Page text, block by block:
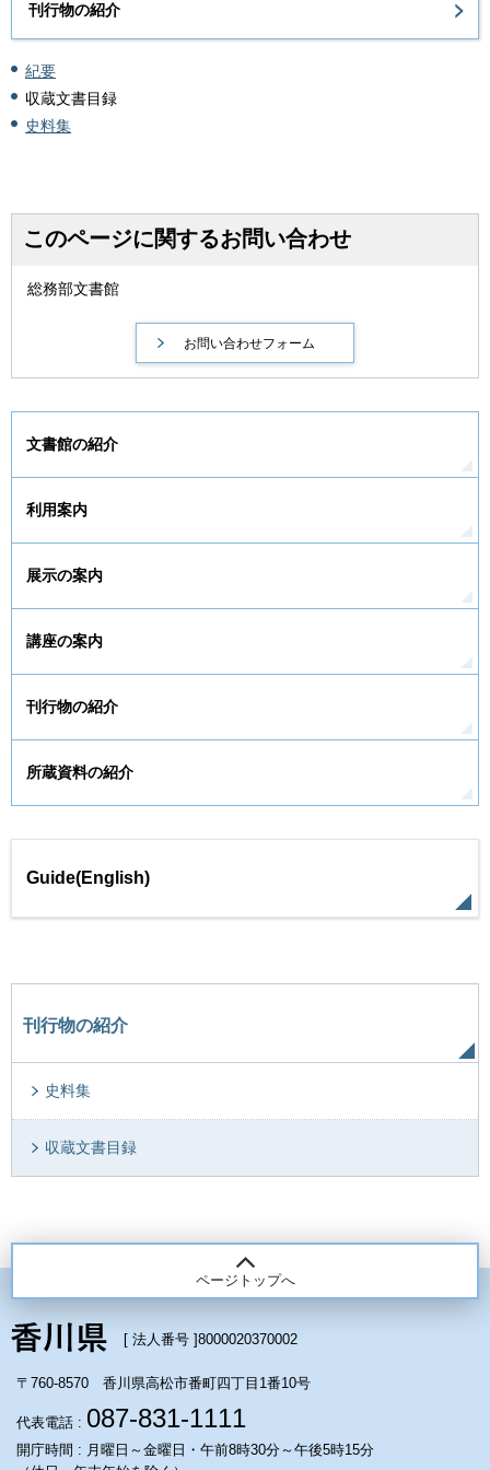
刊行物の紹介
紀要
収蔵文書目録
史料集
このページに関するお問い合わせ
総務部文書館
文書館の紹介
利用案内
展示の案内
講座の案内
刊行物の紹介
所蔵資料の紹介
Guide(English)
刊行物の紹介
史料集
収蔵文書目録
ページトップへ
[ 法人番号 ]8000020370002
〒760-8570 香川県高松市番町四丁目1番10号
代表電話 : 087-831-1111
開庁時間 : 月曜日～金曜日・午前8時30分～午後5時15分